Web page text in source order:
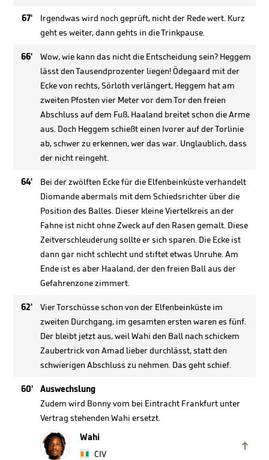
67'
Irgendwas wird noch geprüft, nicht der Rede wert. Kurz
geht es weiter, dann gehts in die Trinkpause.
66'
Wow, wie kann das nicht die Entscheidung sein? Heggem
lässt den Tausendprozenter liegen! Ödegaard mit der
Ecke von rechts, Sörloth verlängert, Heggem hat am
zweiten Pfosten vier Meter vor dem Tor den freien
Abschluss auf dem Fuß, Haaland breitet schon die Arme
aus. Doch Heggem schießt einen Ivorer auf der Torlinie
ab, schwer zu erkennen, wer das war. Unglaublich, dass
der nicht reingeht.
64'
Bei der zwölften Ecke für die Elfenbeinküste verhandelt
Diomande abermals mit dem Schiedsrichter über die
Position des Balles. Dieser kleine Viertelkreis an der
Fahne ist nicht ohne Zweck auf den Rasen gemalt. Diese
Zeitverschleuderung sollte er sich sparen. Die Ecke ist
dann gar nicht schlecht und stiftet etwas Unruhe. Am
Ende ist es aber Haaland, der den freien Ball aus der
Gefahrenzone zimmert.
62'
Vier Torschüsse schon von der Elfenbeinküste im
zweiten Durchgang, im gesamten ersten waren es fünf.
Der bleibt jetzt aus, weil Wahi den Ball nach schickem
Zaubertrick von Amad lieber durchlässt, statt den
schwierigen Abschluss zu nehmen. Das geht schief.
60'
Auswechslung
Zudem wird Bonny vom bei Eintracht Frankfurt unter
Vertrag stehenden Wahi ersetzt.
Wahi
CIV
